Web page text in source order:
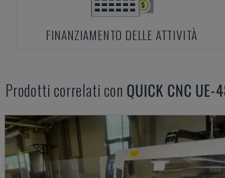
FINANZIAMENTO DELLE ATTIVITÀ
Prodotti correlati con QUICK CNC UE-